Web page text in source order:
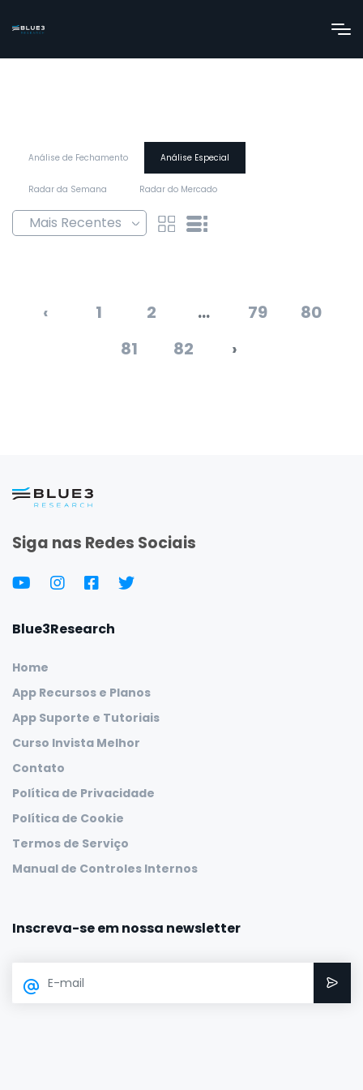
Análise de Fechamento Análise Especial
Radar da Semana Radar do Mercado
‹ 1 2 ... 79
80
81
82 ›
Siga nas Redes Sociais
Blue3Research
Home
App Recursos e Planos
App Suporte e Tutoriais
Curso Invista Melhor
Contato
Política de Privacidade
Política de Cookie
Termos de Serviço
Manual de Controles Internos
Inscreva-se em nossa newsletter